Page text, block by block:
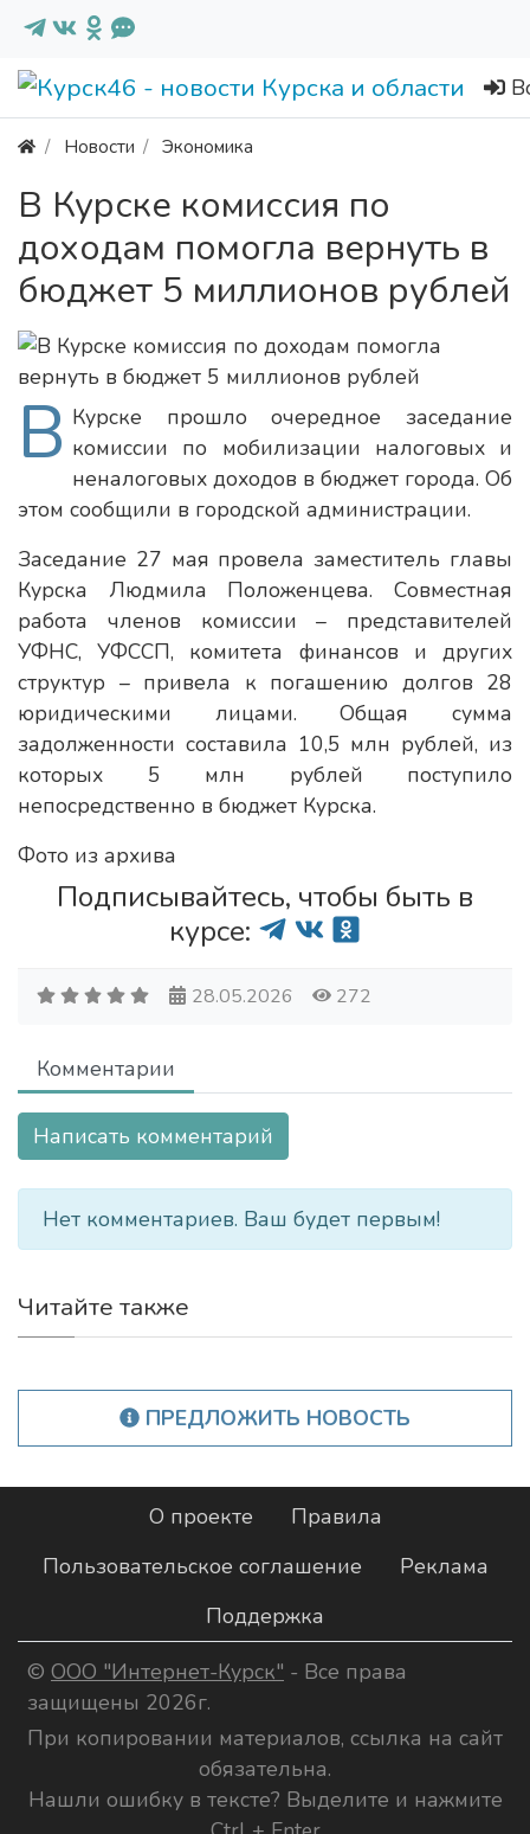
Новости Экономика
В Курске комиссия по
доходам помогла вернуть в
бюджет 5 миллионов рублей
В Курске прошло очередное заседание
комиссии по мобилизации налоговых и
неналоговых доходов в бюджет города. Об
этом сообщили в городской администрации.
Заседание 27 мая провела заместитель главы
Курска Людмила Положенцева. Совместная
работа членов комиссии – представителей
УФНС, УФССП, комитета финансов и других
структур – привела к погашению долгов 28
юридическими лицами. Общая сумма
задолженности составила 10,5 млн рублей, из
которых 5 млн рублей поступило
непосредственно в бюджет Курска.
Фото из архива
Подписывайтесь, чтобы быть в
курсе:
28.05.2026 272
Комментарии
Написать комментарий
Нет комментариев. Ваш будет первым!
Читайте также
ПРЕДЛОЖИТЬ НОВОСТЬ
О проекте
Правила
Пользовательское соглашение
Реклама
Поддержка
© ООО "Интернет-Курск" - Все права
защищены 2026г.
При копировании материалов, ссылка на сайт
обязательна.
Нашли ошибку в тексте? Выделите и нажмите